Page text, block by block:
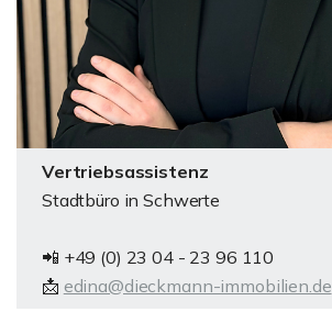
Vertriebsassistenz
Stadtbüro in Schwerte
📲 +49 (0) 23 04 - 23 96 110
📩 edina@dieckmann-immobilien.de